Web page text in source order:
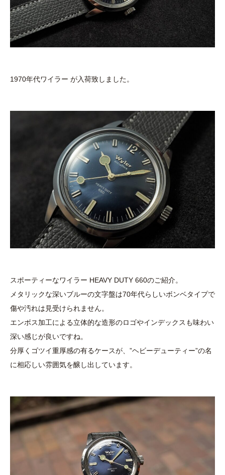
1970年代ワイラー が入荷致しました。
スポーティーなワイラー HEAVY DUTY 660のご紹介。
メタリックな深いブルーの文字盤は70年代らしいボンベタイプで
傷や汚れは見受けられません。
エンボス加工による立体的な造形のロゴやインデックスも味わい
深い感じが良いですね。
分厚くゴツイ重厚感の有るケースが、”ヘビーデューティー”の名
に相応しい雰囲気を醸し出しています。